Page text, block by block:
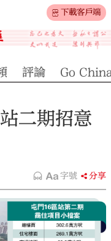
下載客戶端
評論 Go
二期招意
字號 分享